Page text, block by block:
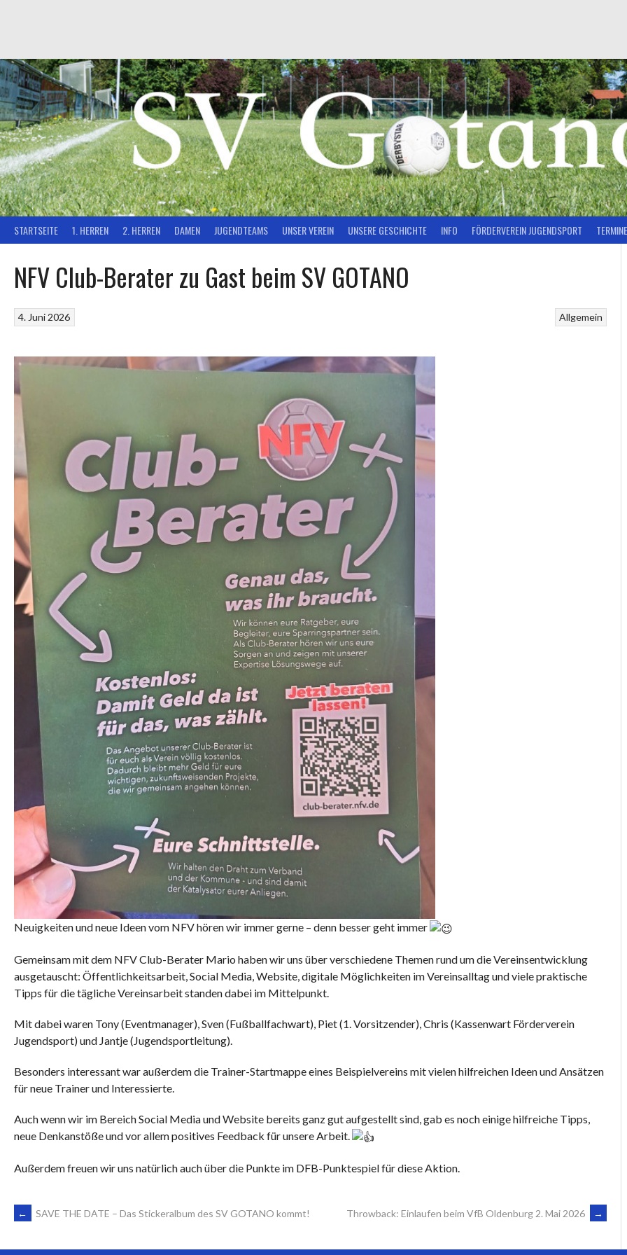
STARTSEITE 1. HERREN 2. HERREN DAMEN JUGENDTEAMS UNSER VEREIN UNSERE GESCHICHTE INFO FÖRDERVEREIN JUGENDSPORT TERMINE
NFV Club-Berater zu Gast beim SV GOTANO
Allgemein
4. Juni 2026
Neuigkeiten und neue Ideen vom NFV hören wir immer gerne – denn besser geht immer
Gemeinsam mit dem NFV Club-Berater Mario haben wir uns über verschiedene Themen rund um die Vereinsentwicklung
ausgetauscht: Öffentlichkeitsarbeit, Social Media, Website, digitale Möglichkeiten im Vereinsalltag und viele praktische
Tipps für die tägliche Vereinsarbeit standen dabei im Mittelpunkt.
Mit dabei waren Tony (Eventmanager), Sven (Fußballfachwart), Piet (1. Vorsitzender), Chris (Kassenwart Förderverein
Jugendsport) und Jantje (Jugendsportleitung).
Besonders interessant war außerdem die Trainer-Startmappe eines Beispielvereins mit vielen hilfreichen Ideen und Ansätzen
für neue Trainer und Interessierte.
Auch wenn wir im Bereich Social Media und Website bereits ganz gut aufgestellt sind, gab es noch einige hilfreiche Tipps,
neue Denkanstöße und vor allem positives Feedback für unsere Arbeit.
Außerdem freuen wir uns natürlich auch über die Punkte im DFB-Punktespiel für diese Aktion.
ARTIKEL-
← SAVE THE DATE – Das Stickeralbum des SV GOTANO kommt! Throwback: Einlaufen beim VfB Oldenburg 2. Mai 2026 →